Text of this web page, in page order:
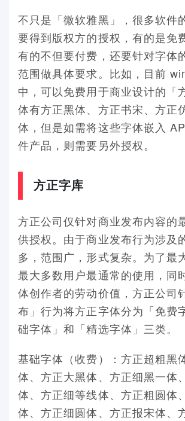
不只是「微软雅黑」，很多软件
要得到版权方的授权，有的是免
有的不但要付费，还要针对字体
范围做具体要求。比如，目前
中，可以免费用于商业设计的「
体有方正黑体、方正书宋、方正
体，但是如需将这些字体嵌入
件产品，则需要另外授权。
方正字库
方正公司仅针对商业发布内容的
供授权。由于商业发布行为涉及
多，范围广，形式复杂。为了最
最大多数用户最通常的使用，同
体创作者的劳动价值，方正公司
布」行为将方正字体分为「免费
础字体」和「精选字体」三类。
基础字体（收费）：方正超粗黑
体、方正大黑体、方正细黑一体
体、方正细等线体、方正粗圆体
体、方正细圆体、方正报宋体、